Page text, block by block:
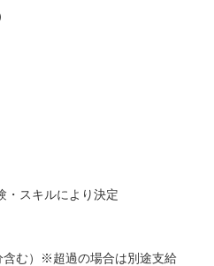
スキルにより決定
含む）※超過の場合は別途支給